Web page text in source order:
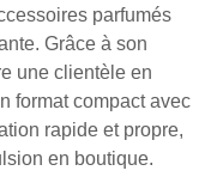
parfumés
Grâce à son
une clientèle en
format compact avec
rapide et propre,
en boutique.